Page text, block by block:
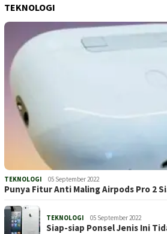
TEKNOLOGI
TEKNOLOGI 05 September 2022
Punya Fitur Anti Maling Airpods Pro 2
TEKNOLOGI 05 September 2022
Siap-siap Ponsel Jenis Ini